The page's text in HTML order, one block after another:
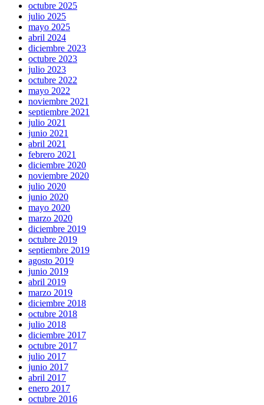
octubre 2025
julio 2025
mayo 2025
abril 2024
diciembre 2023
octubre 2023
julio 2023
octubre 2022
mayo 2022
noviembre 2021
septiembre 2021
julio 2021
junio 2021
abril 2021
febrero 2021
diciembre 2020
noviembre 2020
julio 2020
junio 2020
mayo 2020
marzo 2020
diciembre 2019
octubre 2019
septiembre 2019
agosto 2019
junio 2019
abril 2019
marzo 2019
diciembre 2018
octubre 2018
julio 2018
diciembre 2017
octubre 2017
julio 2017
junio 2017
abril 2017
enero 2017
octubre 2016